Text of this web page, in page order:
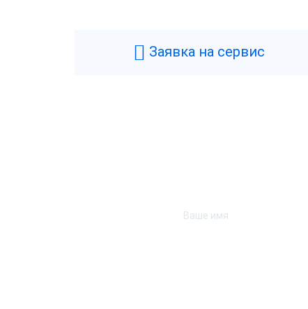
Заявка на сервис